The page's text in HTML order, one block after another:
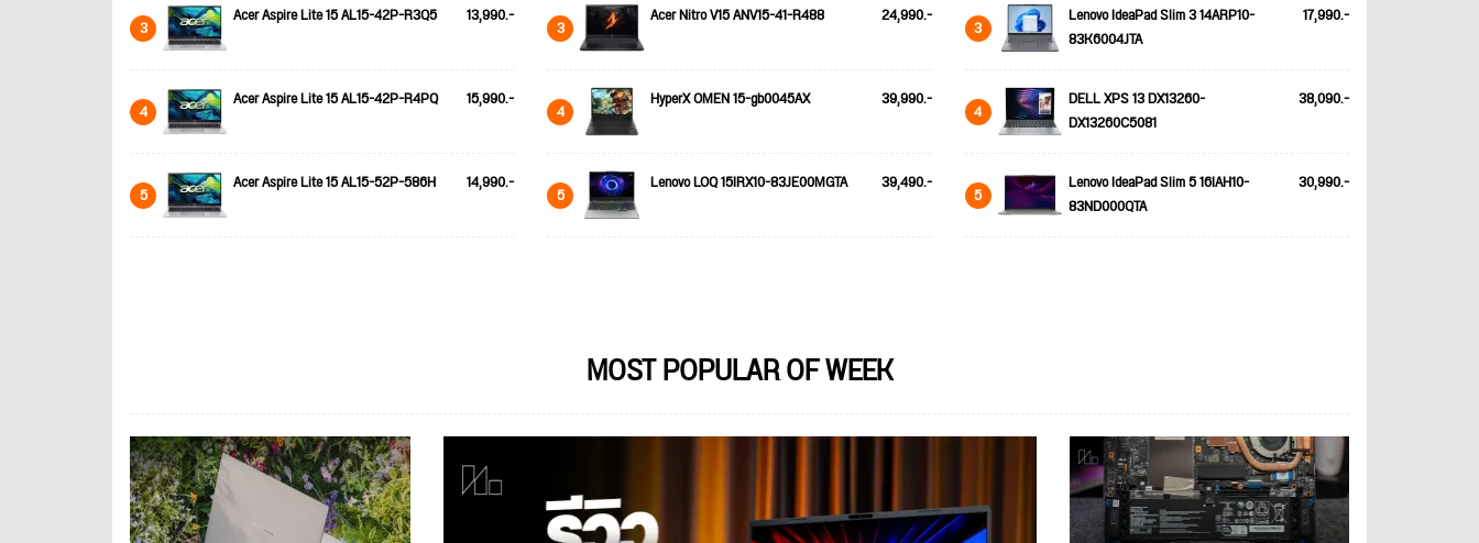
3 Acer Aspire Lite 15 AL15-42P-R3Q5 13,990.-
4 Acer Aspire Lite 15 AL15-42P-R4PQ 15,990.-
5 Acer Aspire Lite 15 AL15-52P-586H 14,990.-
3 Acer Nitro V15 ANV15-41-R488 24,990.-
4 HyperX OMEN 15-gb0045AX 39,990.-
5 Lenovo LOQ 15IRX10-83JE00MGTA 39,490.-
3
Lenovo IdeaPad Slim 3 14ARP10-
83K6004JTA
17,990.-
4
DELL XPS 13 DX13260-
DX13260C5081
38,090.-
5
Lenovo IdeaPad Slim 5 16IAH10-
83ND000QTA
30,990.-
MOST POPULAR OF WEEK